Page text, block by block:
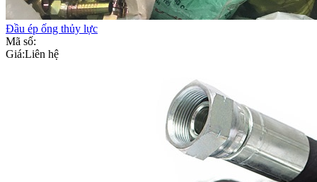
Đầu ép ống thủy lực
Mã số:
Giá:Liên hệ